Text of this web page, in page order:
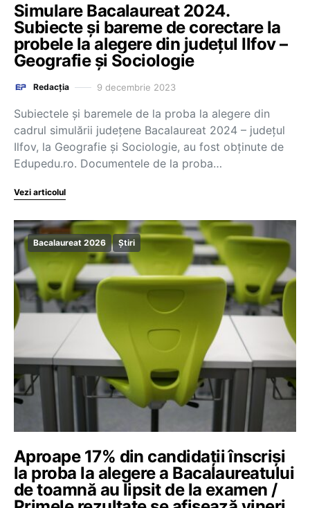
Simulare Bacalaureat 2024.
Subiecte și bareme de corectare la
probele la alegere din județul Ilfov –
Geografie și Sociologie
Redacția 9 decembrie 2023
Subiectele și baremele de la proba la alegere din
cadrul simulării județene Bacalaureat 2024 – județul
Ilfov, la Geografie și Sociologie, au fost obținute de
Edupedu.ro. Documentele de la proba…
Vezi articolul
Bacalaureat 2026 Știri
Aproape 17% din candidații înscriși
la proba la alegere a Bacalaureatului
de toamnă au lipsit de la examen /